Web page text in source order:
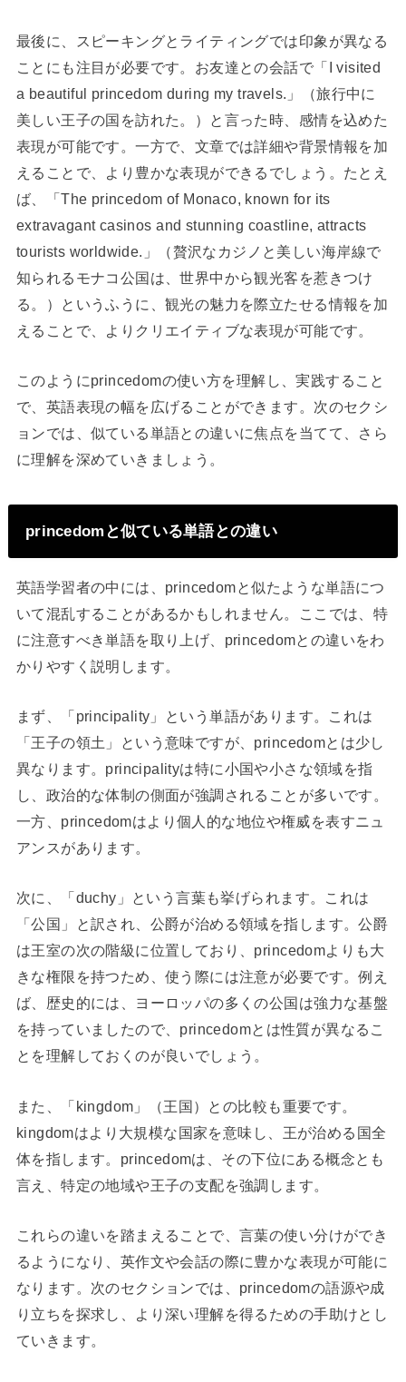
最後に、スピーキングとライティングでは印象が異なる
ことにも注目が必要です。お友達との会話で「I visited
a beautiful princedom during my travels.」（旅行中に
美しい王子の国を訪れた。）と言った時、感情を込めた
表現が可能です。一方で、文章では詳細や背景情報を加
えることで、より豊かな表現ができるでしょう。たとえ
ば、「The princedom of Monaco, known for its
extravagant casinos and stunning coastline, attracts
tourists worldwide.」（贅沢なカジノと美しい海岸線で
知られるモナコ公国は、世界中から観光客を惹きつけ
る。）というふうに、観光の魅力を際立たせる情報を加
えることで、よりクリエイティブな表現が可能です。
このようにprincedomの使い方を理解し、実践すること
で、英語表現の幅を広げることができます。次のセクシ
ョンでは、似ている単語との違いに焦点を当てて、さら
に理解を深めていきましょう。
princedomと似ている単語との違い
英語学習者の中には、princedomと似たような単語につ
いて混乱することがあるかもしれません。ここでは、特
に注意すべき単語を取り上げ、princedomとの違いをわ
かりやすく説明します。
まず、「principality」という単語があります。これは
「王子の領土」という意味ですが、princedomとは少し
異なります。principalityは特に小国や小さな領域を指
し、政治的な体制の側面が強調されることが多いです。
一方、princedomはより個人的な地位や権威を表すニュ
アンスがあります。
次に、「duchy」という言葉も挙げられます。これは
「公国」と訳され、公爵が治める領域を指します。公爵
は王室の次の階級に位置しており、princedomよりも大
きな権限を持つため、使う際には注意が必要です。例え
ば、歴史的には、ヨーロッパの多くの公国は強力な基盤
を持っていましたので、princedomとは性質が異なるこ
とを理解しておくのが良いでしょう。
また、「kingdom」（王国）との比較も重要です。
kingdomはより大規模な国家を意味し、王が治める国全
体を指します。princedomは、その下位にある概念とも
言え、特定の地域や王子の支配を強調します。
これらの違いを踏まえることで、言葉の使い分けができ
るようになり、英作文や会話の際に豊かな表現が可能に
なります。次のセクションでは、princedomの語源や成
り立ちを探求し、より深い理解を得るための手助けとし
ていきます。